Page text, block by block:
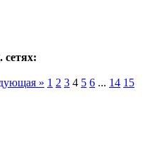
сетях:
» 1 2 3 4 5 6 ... 14 15